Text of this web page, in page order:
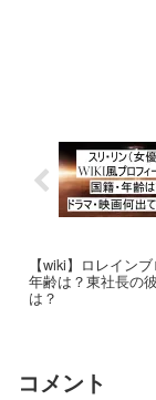
【wiki】ロレイン
年齢は？東社長の
は？
コメント